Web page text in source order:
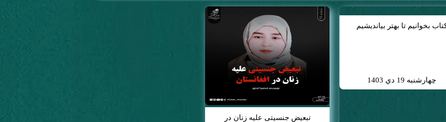
بخوانیم تا بهتر بیاندیشیم
چهارشنبه 19 دي 1403
تبعیض جنسیتی علیه زنان در